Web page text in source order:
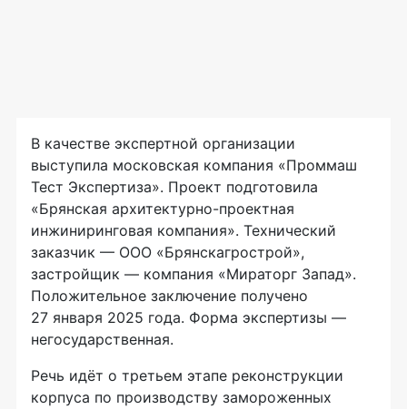
В качестве экспертной организации
выступила московская компания «Проммаш
Тест Экспертиза». Проект подготовила
«Брянская архитектурно-проектная
инжиниринговая компания». Технический
заказчик — ООО «Брянскагрострой»,
застройщик — компания «Мираторг Запад».
Положительное заключение получено
27 января 2025 года. Форма экспертизы —
негосударственная.
Речь идёт о третьем этапе реконструкции
корпуса по производству замороженных